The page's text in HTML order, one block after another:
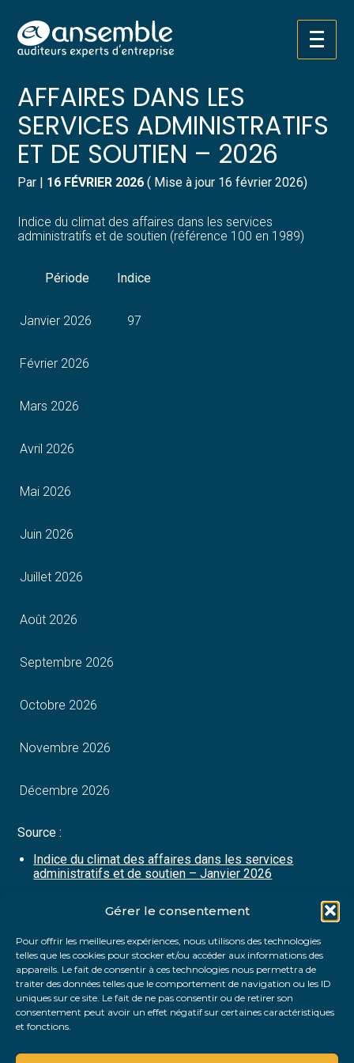
Gérer le consentement
Pour offrir les meilleures expériences, nous utilisons des technologies
telles que les cookies pour stocker et/ou accéder aux informations des
appareils. Le fait de consentir à ces technologies nous permettra de
traiter des données telles que le comportement de navigation ou les ID
uniques sur ce site. Le fait de ne pas consentir ou de retirer son
consentement peut avoir un effet négatif sur certaines caractéristiques
et fonctions.
Aller
au
Créer et reprendre une activité
Gérer votre quotidien
Piloter votre entreprise
Développer votre entreprise
Structurer votre croissance
Être prêt pour la facturation
Pilotez votre gestion
Suivre votre comptabilité
Gérer vos ressources humaines
Dématérialiser vos documents
INDICE DU CLIMAT DES
AFFAIRES DANS LES
SERVICES ADMINISTRATIFS
ET DE SOUTIEN – 2026
Par | 16 FÉVRIER 2026 ( Mise à jour 16 février 2026)
Indice du climat des affaires dans les services
administratifs et de soutien (référence 100 en 1989)
Période Indice
Janvier 2026 97
Février 2026
Mars 2026
Avril 2026
Mai 2026
Juin 2026
Juillet 2026
Août 2026
Septembre 2026
Octobre 2026
Novembre 2026
Décembre 2026
Source :
Indice du climat des affaires dans les services
administratifs et de soutien – Janvier 2026
FaceBook
TwitterLinkedIn